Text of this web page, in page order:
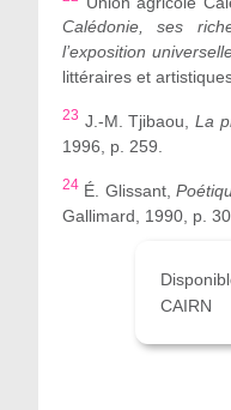
Calédonie, ses
l’exposition
littéraires et
23 J.-M. Tjibaou, La
1996, p. 259.
24É. Glissant,
Gallimard, 1990, p. 30.
CAIRN